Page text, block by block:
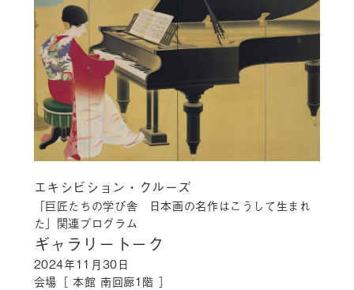
エキシビション・クルーズ
「巨匠たちの学び舎 日本画の名作はこうして生まれ
た」関連プログラム
ギャラリートーク
2024年11月30日
会場［本館 南回廊1階 ］